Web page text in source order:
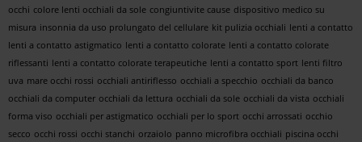
occhi colore lenti occhiali da sole congiuntivite cause dispositivo medico su
misura insonnia da uso prolungato del cellulare kit pulizia occhiali lenti a contatto
lenti a contatto astigmatico lenti a contatto colorate lenti a contatto colorate
riflessanti lenti a contatto colorate terapeutiche lenti a contatto sport lenti filtro
uva mare occhi rossi occhiali antiriflesso occhiali a specchio occhiali da banco
occhiali da computer occhiali da lettura occhiali da sole occhiali da vista occhiali
forma viso occhiali per astigmatico occhiali per lo sport occhi arrossati occhio
secco occhi rossi occhi stanchi orzaiolo panno microfibra occhiali piscina occhi